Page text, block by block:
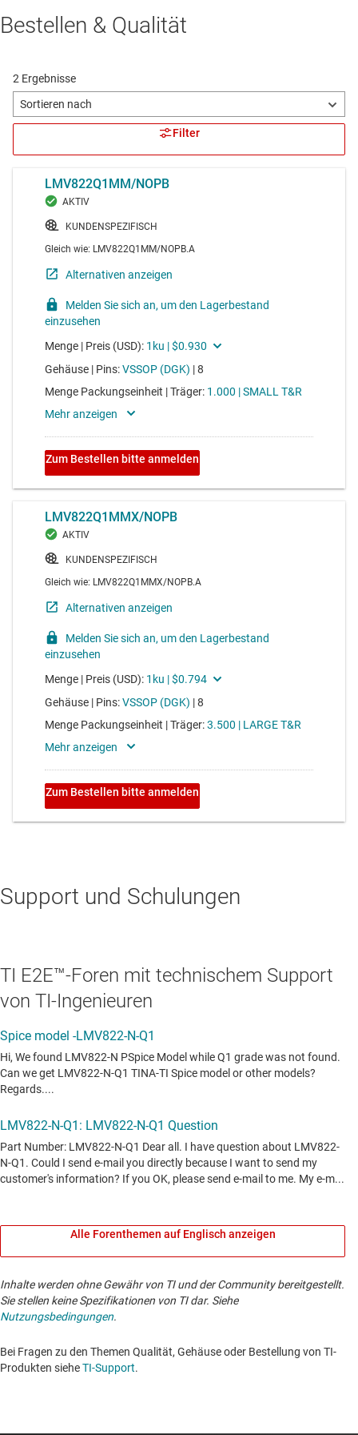
Bestellen & Qualität
Support und Schulungen
TI E2E™-Foren mit technischem Support
von TI-Ingenieuren
Alle Forenthemen auf Englisch anzeigen
Inhalte werden ohne Gewähr von TI und der Community bereitgestellt.
Sie stellen keine Spezifikationen von TI dar. Siehe
Nutzungsbedingungen.
Bei Fragen zu den Themen Qualität, Gehäuse oder Bestellung von TI-
Produkten sieheTI-Support. ​​​​​​​​​​​​​​